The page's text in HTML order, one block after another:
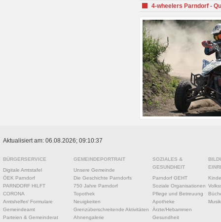
4-wheelers Parndorf -
Aktualisiert am: 06.08.2026; 09:10:37
BÜRGERSERVICE
Digitale Amtstafel
ÖEK Parndorf
PARNDORF HILFT
CORONA
Amtshelfer/ Formulare
Gemeindeamt
Parteien & Gemeinderat
GEMEINDEPORTRAIT
Unsere Gemeinde
Die Geschichte Parndorfs
750 Jahre Parndorf
Topothek
Neuigkeiten
Grenzüberschreitende Aktivitäten
Ahnengalerie
SOZIALES &
GESUNDHEIT
Parndorf GEHT
Soziale Organisationen
Pflege und Betreuung
Apotheke
Ärzte/Hebammen
Gesundheit